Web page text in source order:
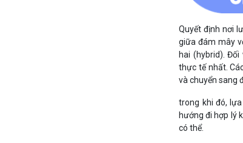
Quyết định nơi
giữa đám mây
hai (hybrid).
thực tế nhất.
và chuyển sang
trong khi đó,
hướng đi hợp lý
có thể.